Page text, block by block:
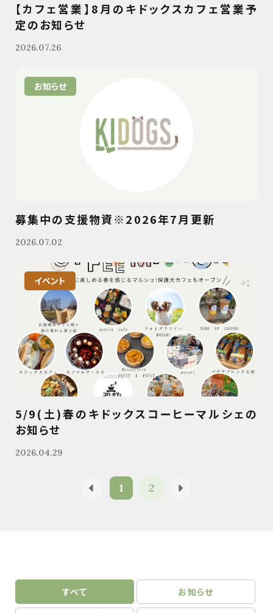
【カフェ営業】8月のキドックスカフェ営業予
定のお知らせ
2026.07.26
お知らせ
募集中の支援物資※2026年7月更新
2026.07.02
イベント
5/9(土)春のキドックスコーヒーマルシェの
お知らせ
2026.04.29
1 2
すべて お知らせ